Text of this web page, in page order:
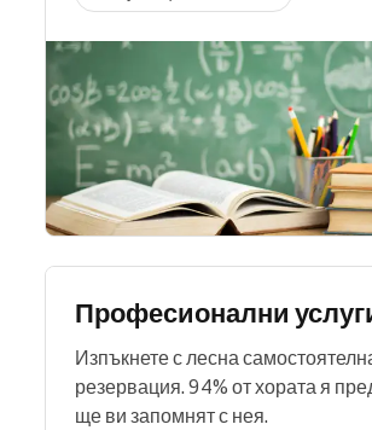
Професионални
Изпъкнете с лесна
резервация. 94% от хората я
ще ви запомнят с нея.